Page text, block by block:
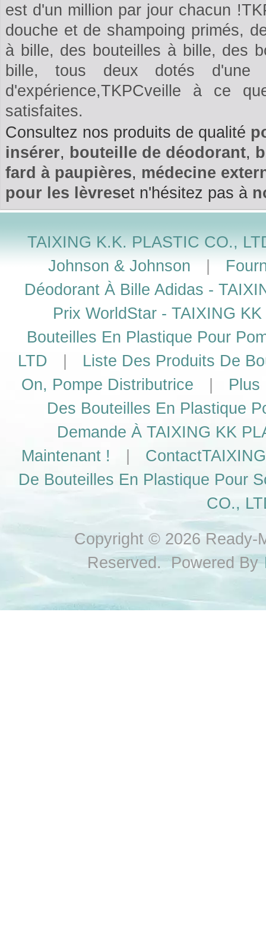
est d'un million par jour chacun
douche et de shampoing primés,
à bille, des bouteilles à bille, des
bille, tous deux dotés
d'expérience,TKPCveille à ce
satisfaites.
Consultez nos produits de qualité
insérer, bouteille de déodorant,
fard à paupières, médecine
pour les lèvreset n'hésitez pas à
TAIXING K.K. PLASTIC CO.,
Johnson & Johnson
Déodorant À Bille Adidas -
Prix WorldStar - TAIXING
Bouteilles En Plastique Pour
LTD
Liste Des Produits De
On, Pompe Distributrice
Plus
Des Bouteilles En Plastique
Demande À TAIXING KK
Maintenant !
De Bouteilles En Plastique Pour
CO.,
Copyright © 2026 Ready-
Reserved. Powered By